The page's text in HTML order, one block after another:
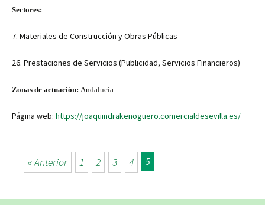
Sectores:
7. Materiales de Construcción y Obras Públicas
26. Prestaciones de Servicios (Publicidad, Servicios Financieros)
Zonas de actuación: Andalucía
Página web: https://joaquindrakenoguero.comercialdesevilla.es/
« Anterior 1 2 3 4 5